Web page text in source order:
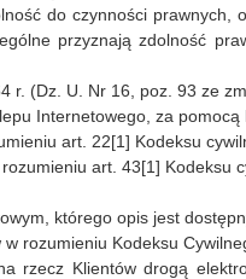
do czynności
przyznają zdolność
r. (Dz. U. Nr 16, poz. 93 ze
Internetowego, za
art. 22[1] Kodeksu
art. 43[1] Kodeksu
którego opis jest
rozumieniu Kodeksu
rzecz Klientów drogą